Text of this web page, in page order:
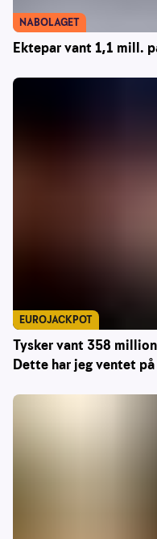
Ektepar vant 1,1 mill.
NABOLAGET
Tysker vant 358
Dette har jeg ventet på
EUROJACKPOT